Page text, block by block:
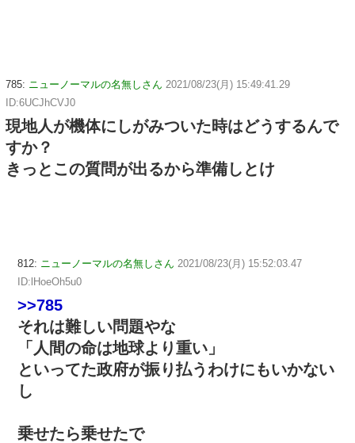
785: ニューノーマルの名無しさん 2021/08/23(月) 15:49:41.29
ID:6UCJhCVJ0
現地人が機体にしがみついた時はどうするんで
すか？
きっとこの質問が出るから準備しとけ
812: ニューノーマルの名無しさん 2021/08/23(月) 15:52:03.47
ID:lHoeOh5u0
>>785
それは難しい問題やな
「人間の命は地球より重い」
といってた政府が振り払うわけにもいかない
し
乗せたら乗せたで